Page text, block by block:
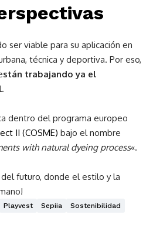
ser viable para su aplicación en
técnica y deportiva. Por eso,
stán trabajando ya el
dentro del programa europeo
II (COSME) bajo el nombre
with natural dyeing process«.
futuro, donde el estilo y la
Playvest Sepiia Sostenibilidad